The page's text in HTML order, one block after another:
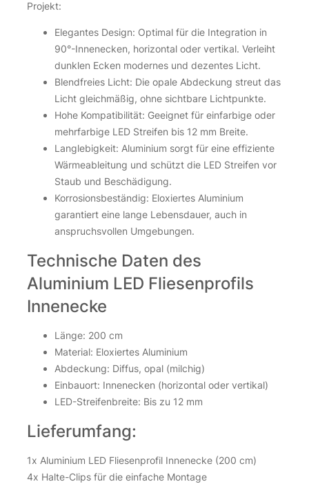
Projekt:
Elegantes Design: Optimal für die Integration in
90°-Innenecken, horizontal oder vertikal. Verleiht
dunklen Ecken modernes und dezentes Licht.
Blendfreies Licht: Die opale Abdeckung streut das
Licht gleichmäßig, ohne sichtbare Lichtpunkte.
Hohe Kompatibilität: Geeignet für einfarbige oder
mehrfarbige LED Streifen bis 12 mm Breite.
Langlebigkeit: Aluminium sorgt für eine effiziente
Wärmeableitung und schützt die LED Streifen vor
Staub und Beschädigung.
Korrosionsbeständig: Eloxiertes Aluminium
garantiert eine lange Lebensdauer, auch in
anspruchsvollen Umgebungen.
Technische Daten des
Aluminium LED Fliesenprofils
Innenecke
Länge: 200 cm
Material: Eloxiertes Aluminium
Abdeckung: Diffus, opal (milchig)
Einbauort: Innenecken (horizontal oder vertikal)
LED-Streifenbreite: Bis zu 12 mm
Lieferumfang:
1x Aluminium LED Fliesenprofil Innenecke (200 cm)
4x Halte-Clips für die einfache Montage